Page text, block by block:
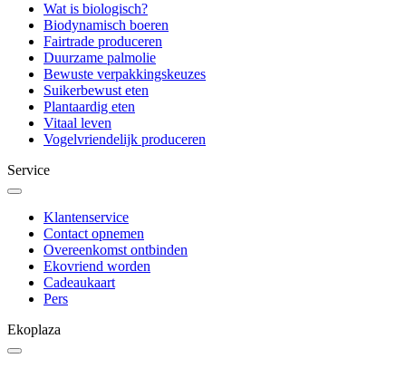
Wat is biologisch?
Biodynamisch boeren
Fairtrade produceren
Duurzame palmolie
Bewuste verpakkingskeuzes
Suikerbewust eten
Plantaardig eten
Vitaal leven
Vogelvriendelijk produceren
Service
Klantenservice
Contact opnemen
Overeenkomst ontbinden
Ekovriend worden
Cadeaukaart
Pers
Ekoplaza